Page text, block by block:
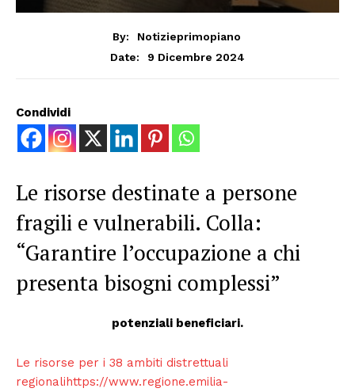
By:
Notizieprimopiano
Date:
9 Dicembre 2024
Condividi
Le risorse destinate a persone
fragili e vulnerabili. Colla:
“Garantire l’occupazione a chi
presenta bisogni complessi”
potenziali beneficiari.
Le risorse per i 38 ambiti distrettuali
regionalihttps://www.regione.emilia-